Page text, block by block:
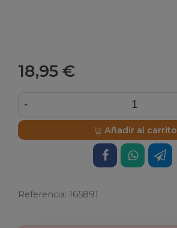
18,95 €
-
Añadir al carrito
Referencia: 165891